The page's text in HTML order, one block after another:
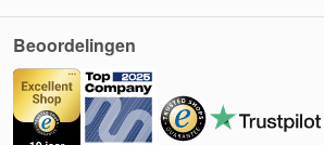
Beoordelingen